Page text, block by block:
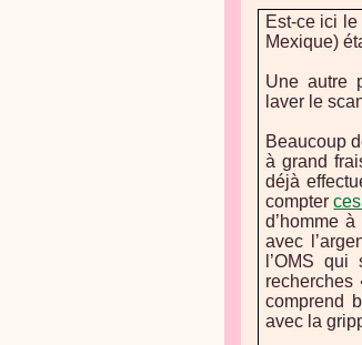
Est-ce ici
Mexique)
Une autre
laver le
Beaucoup
à grand
déjà
compter
d’homme
avec
l’OMS
comprend
avec la